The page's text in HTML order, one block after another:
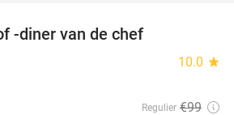
-diner van de chef
10.0 star
Regulier €99